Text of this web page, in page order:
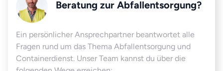
Beratung zur Abfallentsorgung?
Ein persönlicher Ansprechpartner beantwortet alle
Fragen rund um das Thema Abfallentsorgung und
Containerdienst. Unser Team kannst du über die